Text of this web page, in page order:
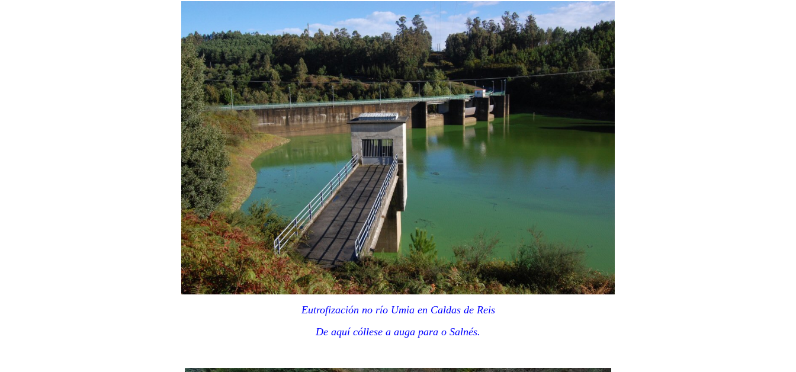
Eutrofización no río Umia en Caldas de Reis
De aquí cóllese a auga para o Salnés.